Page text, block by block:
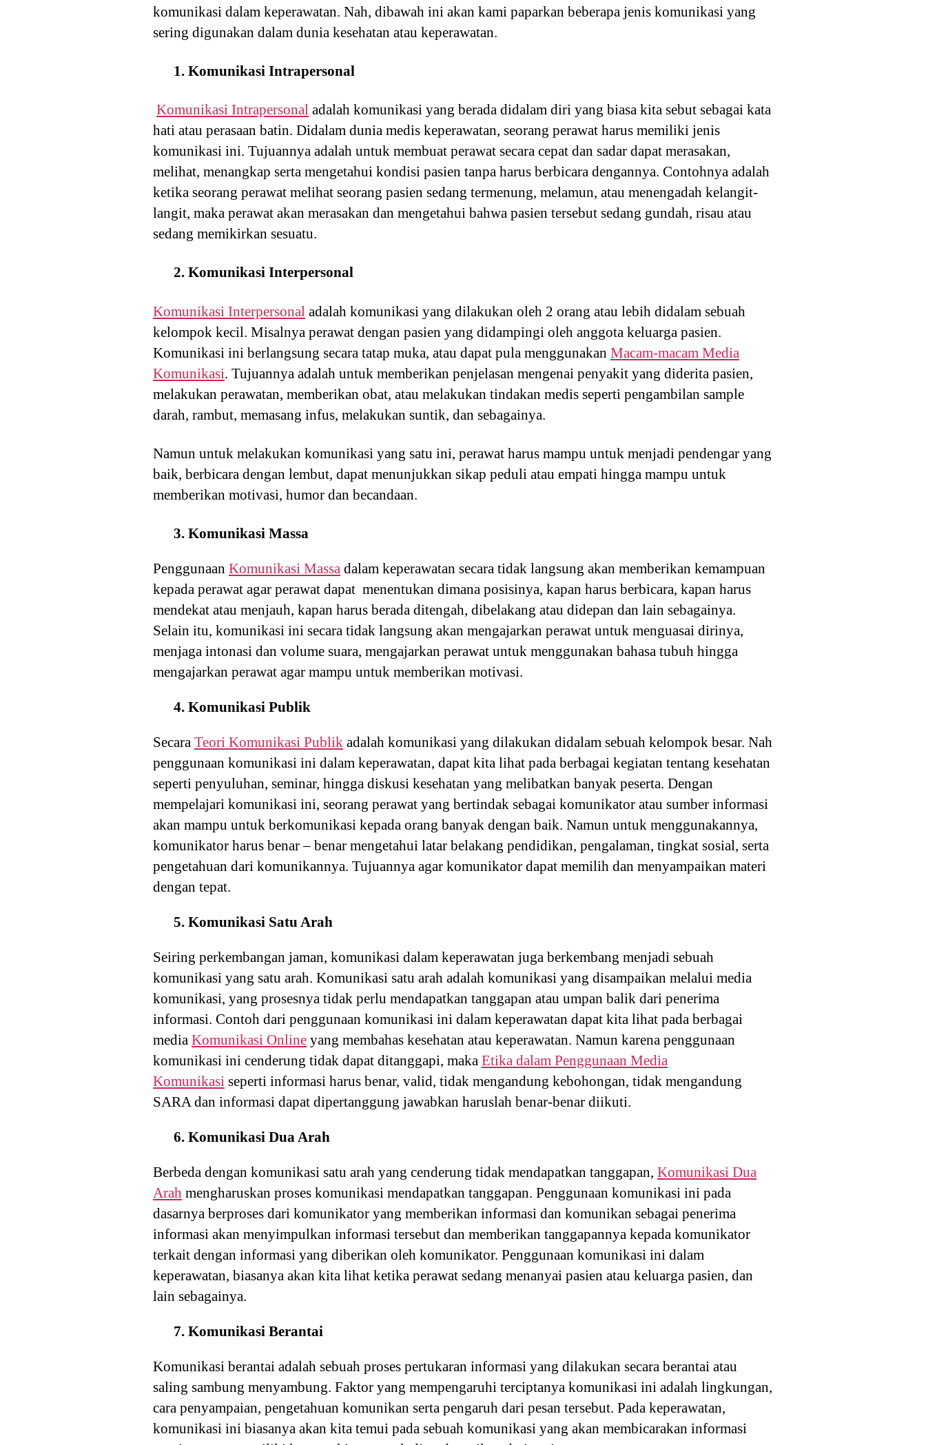
komunikasi dalam keperawatan. Nah, dibawah ini akan kami paparkan beberapa jenis komunikasi yang
sering digunakan dalam dunia kesehatan atau keperawatan.
1. Komunikasi Intrapersonal
Komunikasi Intrapersonal adalah komunikasi yang berada didalam diri yang biasa kita sebut sebagai kata
hati atau perasaan batin. Didalam dunia medis keperawatan, seorang perawat harus memiliki jenis
komunikasi ini. Tujuannya adalah untuk membuat perawat secara cepat dan sadar dapat merasakan,
melihat, menangkap serta mengetahui kondisi pasien tanpa harus berbicara dengannya. Contohnya adalah
ketika seorang perawat melihat seorang pasien sedang termenung, melamun, atau menengadah kelangit-
langit, maka perawat akan merasakan dan mengetahui bahwa pasien tersebut sedang gundah, risau atau
sedang memikirkan sesuatu.
2. Komunikasi Interpersonal
Komunikasi Interpersonal adalah komunikasi yang dilakukan oleh 2 orang atau lebih didalam sebuah
kelompok kecil. Misalnya perawat dengan pasien yang didampingi oleh anggota keluarga pasien.
Komunikasi ini berlangsung secara tatap muka, atau dapat pula menggunakan Macam-macam Media
Komunikasi. Tujuannya adalah untuk memberikan penjelasan mengenai penyakit yang diderita pasien,
melakukan perawatan, memberikan obat, atau melakukan tindakan medis seperti pengambilan sample
darah, rambut, memasang infus, melakukan suntik, dan sebagainya.
Namun untuk melakukan komunikasi yang satu ini, perawat harus mampu untuk menjadi pendengar yang
baik, berbicara dengan lembut, dapat menunjukkan sikap peduli atau empati hingga mampu untuk
memberikan motivasi, humor dan becandaan.
3. Komunikasi Massa
Penggunaan Komunikasi Massa dalam keperawatan secara tidak langsung akan memberikan kemampuan
kepada perawat agar perawat dapat menentukan dimana posisinya, kapan harus berbicara, kapan harus
mendekat atau menjauh, kapan harus berada ditengah, dibelakang atau didepan dan lain sebagainya.
Selain itu, komunikasi ini secara tidak langsung akan mengajarkan perawat untuk menguasai dirinya,
menjaga intonasi dan volume suara, mengajarkan perawat untuk menggunakan bahasa tubuh hingga
mengajarkan perawat agar mampu untuk memberikan motivasi.
4. Komunikasi Publik
Secara Teori Komunikasi Publik adalah komunikasi yang dilakukan didalam sebuah kelompok besar. Nah
penggunaan komunikasi ini dalam keperawatan, dapat kita lihat pada berbagai kegiatan tentang kesehatan
seperti penyuluhan, seminar, hingga diskusi kesehatan yang melibatkan banyak peserta. Dengan
mempelajari komunikasi ini, seorang perawat yang bertindak sebagai komunikator atau sumber informasi
akan mampu untuk berkomunikasi kepada orang banyak dengan baik. Namun untuk menggunakannya,
komunikator harus benar – benar mengetahui latar belakang pendidikan, pengalaman, tingkat sosial, serta
pengetahuan dari komunikannya. Tujuannya agar komunikator dapat memilih dan menyampaikan materi
dengan tepat.
5. Komunikasi Satu Arah
Seiring perkembangan jaman, komunikasi dalam keperawatan juga berkembang menjadi sebuah
komunikasi yang satu arah. Komunikasi satu arah adalah komunikasi yang disampaikan melalui media
komunikasi, yang prosesnya tidak perlu mendapatkan tanggapan atau umpan balik dari penerima
informasi. Contoh dari penggunaan komunikasi ini dalam keperawatan dapat kita lihat pada berbagai
media Komunikasi Online yang membahas kesehatan atau keperawatan. Namun karena penggunaan
komunikasi ini cenderung tidak dapat ditanggapi, maka Etika dalam Penggunaan Media
Komunikasi seperti informasi harus benar, valid, tidak mengandung kebohongan, tidak mengandung
SARA dan informasi dapat dipertanggung jawabkan haruslah benar-benar diikuti.
6. Komunikasi Dua Arah
Berbeda dengan komunikasi satu arah yang cenderung tidak mendapatkan tanggapan, Komunikasi Dua
Arah mengharuskan proses komunikasi mendapatkan tanggapan. Penggunaan komunikasi ini pada
dasarnya berproses dari komunikator yang memberikan informasi dan komunikan sebagai penerima
informasi akan menyimpulkan informasi tersebut dan memberikan tanggapannya kepada komunikator
terkait dengan informasi yang diberikan oleh komunikator. Penggunaan komunikasi ini dalam
keperawatan, biasanya akan kita lihat ketika perawat sedang menanyai pasien atau keluarga pasien, dan
lain sebagainya.
7. Komunikasi Berantai
Komunikasi berantai adalah sebuah proses pertukaran informasi yang dilakukan secara berantai atau
saling sambung menyambung. Faktor yang mempengaruhi terciptanya komunikasi ini adalah lingkungan,
cara penyampaian, pengetahuan komunikan serta pengaruh dari pesan tersebut. Pada keperawatan,
komunikasi ini biasanya akan kita temui pada sebuah komunikasi yang akan membicarakan informasi